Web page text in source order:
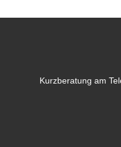
Kurzberatung am